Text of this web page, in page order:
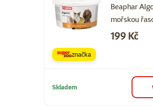
Beaphar
mořskou
Cena
199 Kč
značka
Skladem